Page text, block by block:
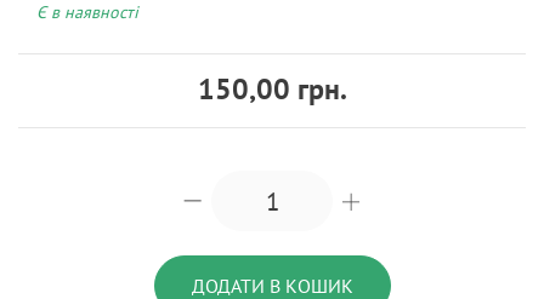
Є в наявності
150,00 грн.
ДОДАТИ В КОШИК